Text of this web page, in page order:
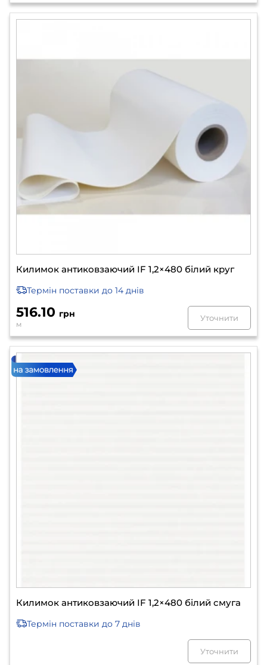
Килимок антиковзаючий IF 1,2×480 білий круг
Термін поставки до 14 днів
516.10 грн
м
Уточнити
Килимок антиковзаючий IF 1,2×480 білий смуга
Термін поставки до 7 днів
Уточнити